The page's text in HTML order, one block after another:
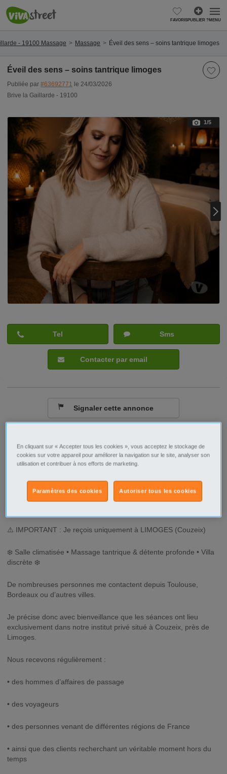
FAVORISPUBLIER ?MENU
- 19100 Massage Massage Éveil des sens – soins tantrique limoges
Éveil des sens – soins tantrique limoges
Publiée par #63692771 le 24/03/2026
Brive la Gaillarde - 19100
1/5
Corrèze
Brive la Gaillarde - 19100
⚠️ IMPORTANT : Je reçois uniquement à LIMOGES (Couzeix)
❄️ Salle climatisée • Massage tantrique & détente profonde • Villa
discrète ❄️
De nombreuses personnes me contactent depuis Toulouse,
Bordeaux ou d’autres villes.
Je précise donc avec bienveillance que les séances ont lieu
exclusivement dans notre institut privé situé à Couzeix, près de
Limoges.
Nous recevons régulièrement :
• des hommes d’affaires de passage
• des voyageurs
• des personnes venant de différentes régions de France
• ainsi que des clients recherchant un véritable moment hors du
temps
Tel Sms
Contacter par email
Signaler cette annonce
En cliquant sur « Accepter tous les cookies », vous acceptez le stockage de
cookies sur votre appareil pour améliorer la navigation sur le site, analyser son
utilisation et contribuer à nos efforts de marketing.
Autoriser tous les cookies
Paramètres des cookies